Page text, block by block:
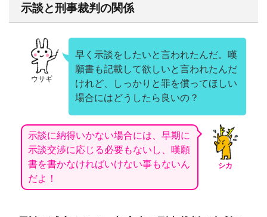
示談と刑事裁判の関係
ウサギ
早く示談をしたいと言われたんだ。嘆
願書も記載して欲しいと言われたんだ
けれど、しっかりと罪を償ってほしい
場合にはどうしたら良いの？
シカ
示談に納得いかない場合には、早期に
示談交渉に応じる必要もないし、嘆願
書を書かなければいけない事もないん
だよ！